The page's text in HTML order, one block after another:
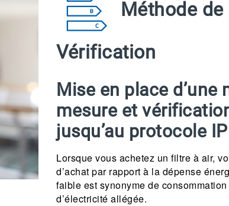
Méthode
Vérification
Mise en place d’une
mesure et
jusqu’au protocole
Lorsque vous achetez un filtre à air,
d’achat par rapport à la dépense
faible est synonyme de
d’électricité allégée.